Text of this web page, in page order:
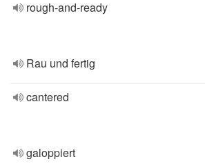
rough-and-ready
Rau und fertig
cantered
galoppiert